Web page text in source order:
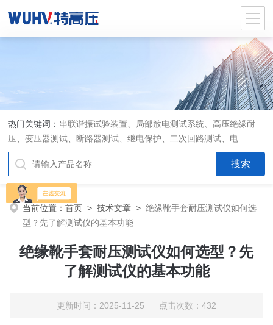
热门关键词： 串联谐振试验装置、局部放电测试系统、高压绝缘耐
压、变压器测试、断路器测试、继电保护、二次回路测试、电
当前位置：首页 >技术文章 >绝缘靴手套耐压测试仪如何选
型？先了解测试仪的基本功能
绝缘靴手套耐压测试仪如何选型？先
了解测试仪的基本功能
更新时间：2025-11-25 点击次数：432